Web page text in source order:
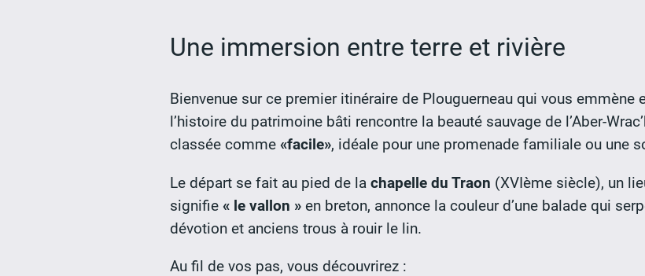
Une immersion entre terre et rivière
Bienvenue sur ce premier itinéraire de Plouguerneau qui vous emmène
l’histoire du patrimoine bâti rencontre la beauté sauvage de l’Aber-
classée comme «facile», idéale pour une promenade familiale ou une
Le départ se fait au pied de la chapelle du Traon (XVIème siècle), un
signifie « le vallon » en breton, annonce la couleur d’une balade qui
dévotion et anciens trous à rouir le lin.
Au fil de vos pas, vous découvrirez :